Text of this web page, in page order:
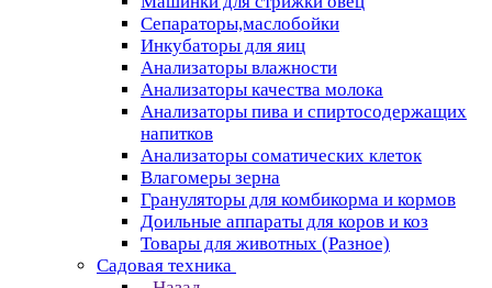
Сепараторы,маслобойки
Инкубаторы для яиц
Анализаторы влажности
Анализаторы качества молока
Анализаторы пива и спиртосодержащих
напитков
Анализаторы соматических клеток
Влагомеры зерна
Грануляторы для комбикорма и кормов
Доильные аппараты для коров и коз
Товары для животных (Разное)
Садовая техника